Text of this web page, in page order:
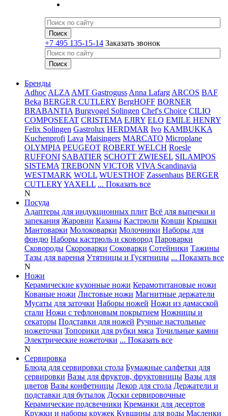
+7 495 135-15-14 Заказать звонок
Бренды
Adhoc ALZA AMT Gastroguss Anna Lafarg ARCOS BAF
Beka BERGER CUTLERY BergHOFF BORNER
BRABANTIA Burgvogel Solingen Chef's Choice CILIO
COMPOSEEAT CRISTEMA EJIRY ELO EMILE HENRY
Felix Solingen Gastrolux HERDMAR Ivo KAMBUKKA
Kuchenprofi Lava Maisingers MARCATO Microplane
OLYMPIA PEUGEOT ROBERT WELCH Roesle
RUFFONI SABATIER SCHOTT ZWIESEL SILAMPOS
SISTEMA TREBONN VICTOR VIVA Scandinavia
WESTMARK WOLL WUESTHOF Zassenhaus BERGER
CUTLERYYAXELL ... Показать все
N
Посуда
Адаптеры для индукционных плит Всё для выпечки и
запекания Жаровни Казаны Кастрюли Ковши Крышки
Мантоварки Молоковарки Молочники Наборы для
фондю Наборы кастрюль и сковород Пароварки
Сковороды Скороварки Соковарки Сотейники Тажины
Тазы для варенья Утятницы и Гусятницы ... Показать все
N
Ножи
Керамические кухонные ножи Керамотитановые ножи
Кованые ножи Листовые ножи Магнитные держатели
Мусаты для заточки Наборы ножей Ножи из дамасской
стали Ножи с тефлоновым покрытием Ножницы и
секаторы Подставки для ножей Ручные настольные
ножеточки Топорики для рубки мяса Точильные камни
Электрические ножеточки ... Показать все
N
Сервировка
Блюда для сервировки стола Бумажные салфетки для
сервировки Вазы для фруктов, фруктовницы Вазы для
цветов Вазы конфетницы Декор для стола Держатели и
подставки для бутылок Доски сервировочные
Керамические подсвечники Креманки для десертов
Кружки и наборы кружек Кувшины для воды Масленки